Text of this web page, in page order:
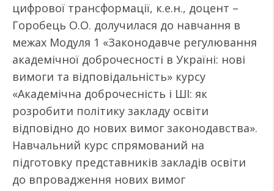
цифрової трансформації, к.е.н., доцент –
Горобець О.О. долучилася до навчання в
межах Модуля 1 «Законодавче регулювання
академічної доброчесності в Україні: нові
вимоги та відповідальність» курсу
«Академічна доброчесність і ШІ: як
розробити політику закладу освіти
відповідно до нових вимог законодавства».
Навчальний курс спрямований на
підготовку представників закладів освіти
до впровадження нових вимог